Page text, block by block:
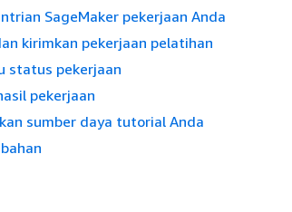
SageMaker pekerjaan Anda
kirimkan pekerjaan pelatihan
status pekerjaan
pekerjaan
sumber daya tutorial Anda